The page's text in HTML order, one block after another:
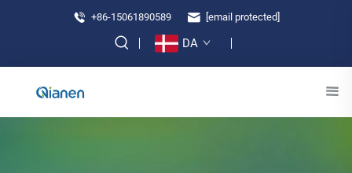
+86-15061890589 [email protected]
DA